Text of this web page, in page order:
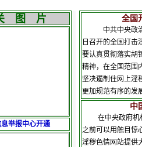
图 片
举报中心开通
全国开展
中共中央政治局
日召开的全国打击
要认真贯彻落实胡
精神，在全国范围
坚决遏制住网上淫
更加规
中国互联
在中央政府机
之前可以用触目惊
淫秽色情网站提供